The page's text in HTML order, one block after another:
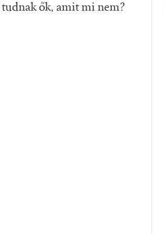
tudnak ők, amit mi nem?